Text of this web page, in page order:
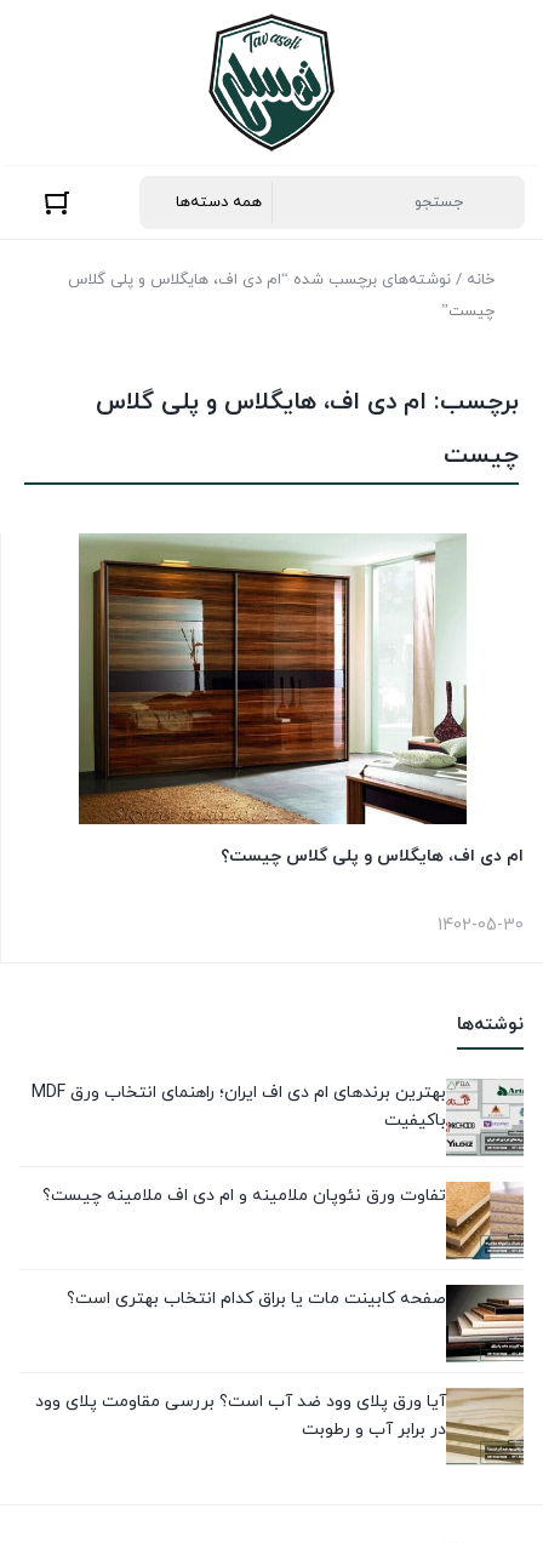
خانه / نوشته‌های برچسب شده “ام دی اف، هایگلاس و پلی گلاس
چیست”
نوشته‌ها
بهترین برندهای ام دی اف ایران؛ راهنمای انتخاب ورق MDF
باکیفیت
تفاوت ورق نئوپان ملامینه و ام دی اف ملامینه چیست؟
صفحه کابینت مات یا براق کدام انتخاب بهتری است؟
آیا ورق پلای وود ضد آب است؟ بررسی مقاومت پلای وود
در برابر آب و رطوبت
برچسب: ام دی اف، هایگلاس و پلی گلاس
چیست
ام دی اف، هایگلاس و پلی گلاس چیست؟
1402-05-30